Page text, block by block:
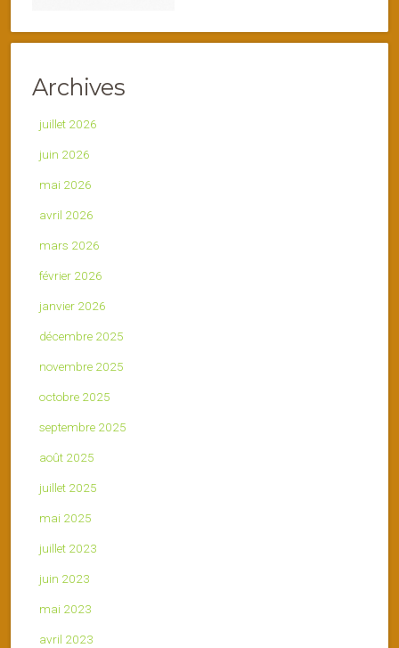
Archives
juillet 2026
juin 2026
mai 2026
avril 2026
mars 2026
février 2026
janvier 2026
décembre 2025
novembre 2025
octobre 2025
septembre 2025
août 2025
juillet 2025
mai 2025
juillet 2023
juin 2023
mai 2023
avril 2023